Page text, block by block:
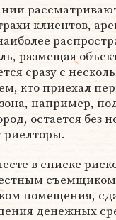
клиентов,
размещая
сразу с
кто приехал
например,
остается без
в списке
помещения,
денежных